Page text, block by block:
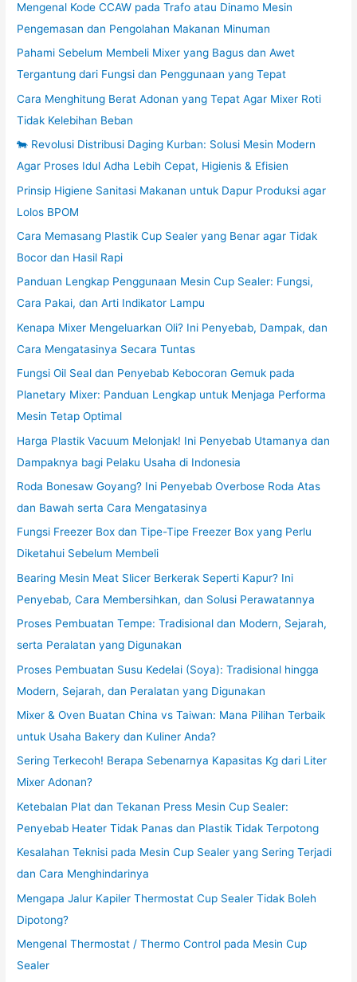
Mengenal Kode CCAW pada Trafo atau Dinamo Mesin
Pengemasan dan Pengolahan Makanan Minuman
Pahami Sebelum Membeli Mixer yang Bagus dan Awet
Tergantung dari Fungsi dan Penggunaan yang Tepat
Cara Menghitung Berat Adonan yang Tepat Agar Mixer Roti
Tidak Kelebihan Beban
🐄 Revolusi Distribusi Daging Kurban: Solusi Mesin Modern
Agar Proses Idul Adha Lebih Cepat, Higienis & Efisien
Prinsip Higiene Sanitasi Makanan untuk Dapur Produksi agar
Lolos BPOM
Cara Memasang Plastik Cup Sealer yang Benar agar Tidak
Bocor dan Hasil Rapi
Panduan Lengkap Penggunaan Mesin Cup Sealer: Fungsi,
Cara Pakai, dan Arti Indikator Lampu
Kenapa Mixer Mengeluarkan Oli? Ini Penyebab, Dampak, dan
Cara Mengatasinya Secara Tuntas
Fungsi Oil Seal dan Penyebab Kebocoran Gemuk pada
Planetary Mixer: Panduan Lengkap untuk Menjaga Performa
Mesin Tetap Optimal
Harga Plastik Vacuum Melonjak! Ini Penyebab Utamanya dan
Dampaknya bagi Pelaku Usaha di Indonesia
Roda Bonesaw Goyang? Ini Penyebab Overbose Roda Atas
dan Bawah serta Cara Mengatasinya
Fungsi Freezer Box dan Tipe-Tipe Freezer Box yang Perlu
Diketahui Sebelum Membeli
Bearing Mesin Meat Slicer Berkerak Seperti Kapur? Ini
Penyebab, Cara Membersihkan, dan Solusi Perawatannya
Proses Pembuatan Tempe: Tradisional dan Modern, Sejarah,
serta Peralatan yang Digunakan
Proses Pembuatan Susu Kedelai (Soya): Tradisional hingga
Modern, Sejarah, dan Peralatan yang Digunakan
Mixer & Oven Buatan China vs Taiwan: Mana Pilihan Terbaik
untuk Usaha Bakery dan Kuliner Anda?
Sering Terkecoh! Berapa Sebenarnya Kapasitas Kg dari Liter
Mixer Adonan?
Ketebalan Plat dan Tekanan Press Mesin Cup Sealer:
Penyebab Heater Tidak Panas dan Plastik Tidak Terpotong
Kesalahan Teknisi pada Mesin Cup Sealer yang Sering Terjadi
dan Cara Menghindarinya
Mengapa Jalur Kapiler Thermostat Cup Sealer Tidak Boleh
Dipotong?
Mengenal Thermostat / Thermo Control pada Mesin Cup
Sealer